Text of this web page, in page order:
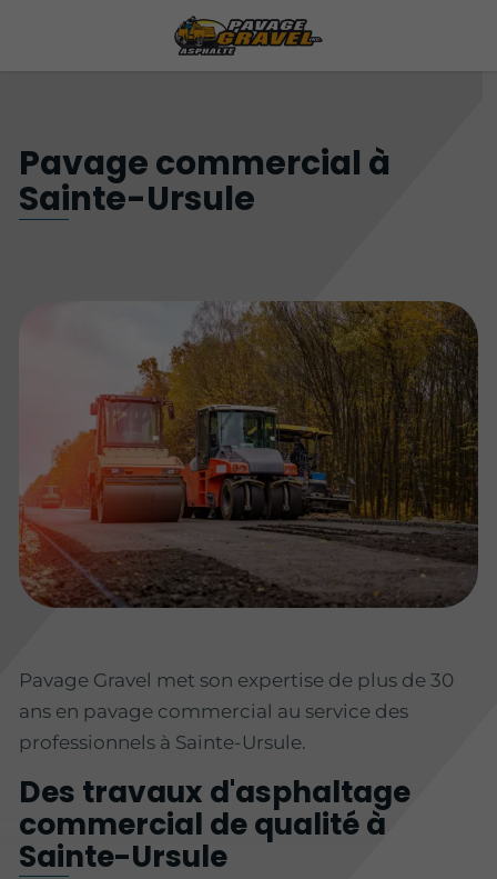
Pavage commercial à
Sainte-Ursule
Pavage Gravel met son expertise de plus de 30
ans en pavage commercial au service des
professionnels à Sainte-Ursule.
Des travaux d'asphaltage
commercial de qualité à
Sainte-Ursule